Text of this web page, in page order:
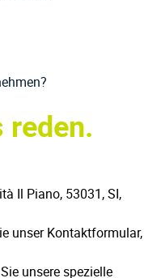
reden.
Il Piano, 53031, SI,
unser Kontaktformular,
unsere spezielle